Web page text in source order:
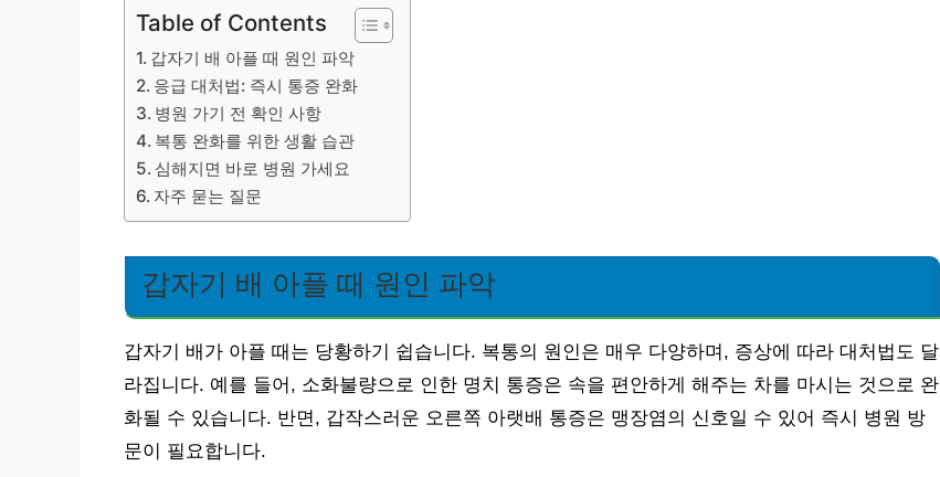
Table of Contents
갑자기 배 아플 때 원인 파악
응급 대처법: 즉시 통증 완화
병원 가기 전 확인 사항
복통 완화를 위한 생활 습관
심해지면 바로 병원 가세요
자주 묻는 질문
갑자기 배 아플 때 원인 파악
갑자기 배가 아플 때는 당황하기 쉽습니다. 복통의 원인은 매우 다양하며, 증상에 따라 대처법도 달
라집니다. 예를 들어, 소화불량으로 인한 명치 통증은 속을 편안하게 해주는 차를 마시는 것으로 완
화될 수 있습니다. 반면, 갑작스러운 오른쪽 아랫배 통증은 맹장염의 신호일 수 있어 즉시 병원 방
문이 필요합니다.